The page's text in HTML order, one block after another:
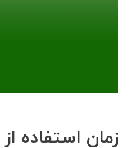
زمان استفاده